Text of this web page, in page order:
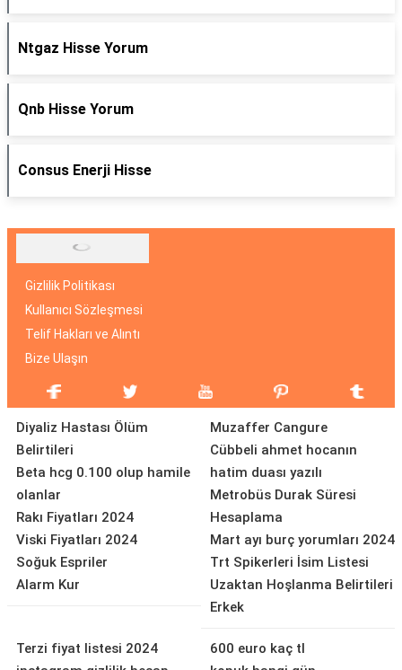
Ntgaz Hisse Yorum
Qnb Hisse Yorum
Consus Enerji Hisse
Gizlilik Politikası
Kullanıcı Sözleşmesi
Telif Hakları ve Alıntı
Bize Ulaşın
Diyaliz Hastası Ölüm
Belirtileri
Beta hcg 0.100 olup hamile
olanlar
Rakı Fiyatları 2024
Viski Fiyatları 2024
Soğuk Espriler
Alarm Kur
Muzaffer Cangure
Cübbeli ahmet hocanın
hatim duası yazılı
Metrobüs Durak Süresi
Hesaplama
Mart ayı burç yorumları 2024
Trt Spikerleri İsim Listesi
Uzaktan Hoşlanma Belirtileri
Erkek
Terzi fiyat listesi 2024
600 euro kaç tl